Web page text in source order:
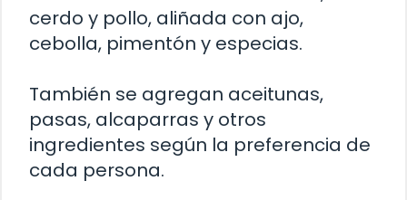
cerdo y pollo, aliñada con ajo,
cebolla, pimentón y especias.
También se agregan aceitunas,
pasas, alcaparras y otros
ingredientes según la preferencia de
cada persona.